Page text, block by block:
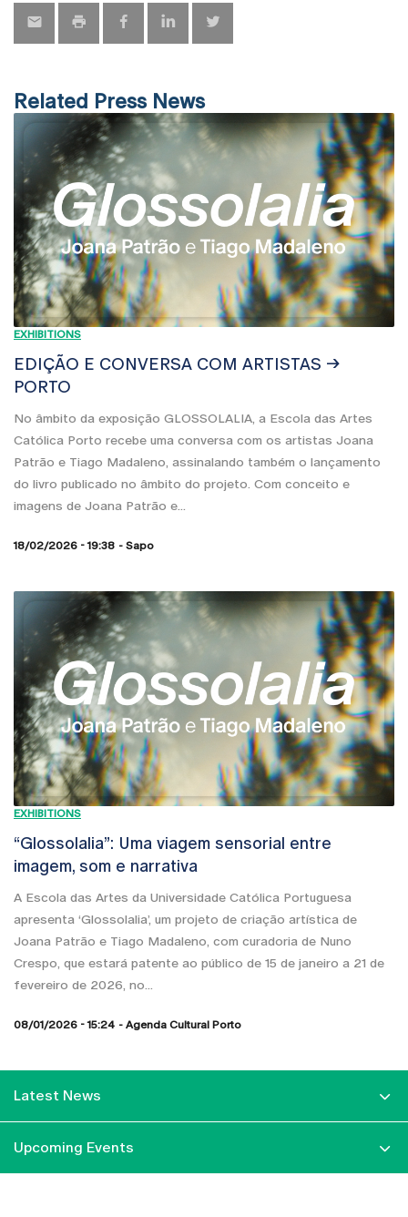
Related Press News
EXHIBITIONS
EDIÇÃO E CONVERSA COM ARTISTAS →
PORTO
No âmbito da exposição GLOSSOLALIA, a Escola das Artes
Católica Porto recebe uma conversa com os artistas Joana
Patrão e Tiago Madaleno, assinalando também o lançamento
do livro publicado no âmbito do projeto. Com conceito e
imagens de Joana Patrão e...
18/02/2026 - 19:38 Sapo
EXHIBITIONS
“Glossolalia”: Uma viagem sensorial entre
imagem, som e narrativa
A Escola das Artes da Universidade Católica Portuguesa
apresenta ‘Glossolalia’, um projeto de criação artística de
Joana Patrão e Tiago Madaleno, com curadoria de Nuno
Crespo, que estará patente ao público de 15 de janeiro a 21 de
fevereiro de 2026, no...
08/01/2026 - 15:24 Agenda Cultural Porto
Latest News
Upcoming Events